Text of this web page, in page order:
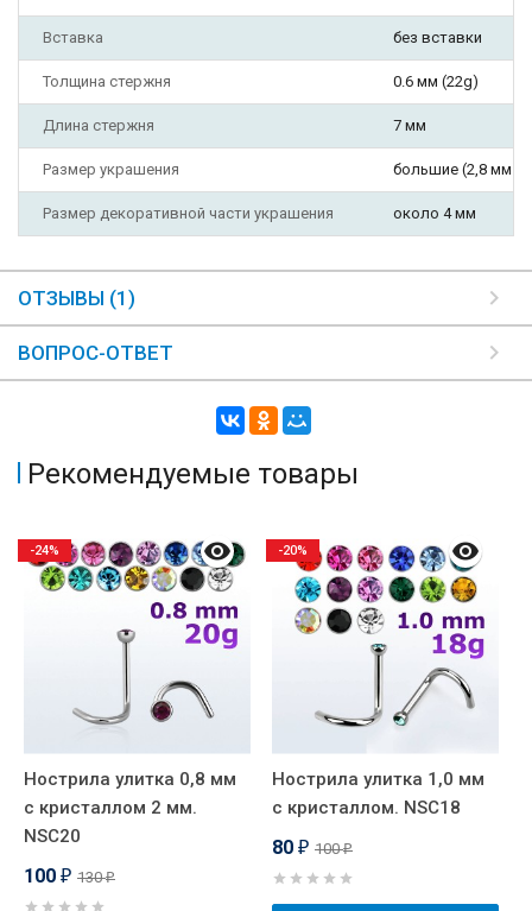
Вставка без вставки
Толщина стержня 0.6 мм (22g)
Длина стержня 7 мм
Размер украшения большие (2,8 мм и
Размер декоративной части украшения около 4 мм
ОТЗЫВЫ (1)
ВОПРОС-ОТВЕТ
Рекомендуемые товары
Нострила улитка 0,8 мм
с кристаллом 2 мм.
NSC20
100 ₽ 130₽
-24%
Нострила улитка 1,0 мм
с кристаллом. NSC18
80 ₽ 100₽
-20%